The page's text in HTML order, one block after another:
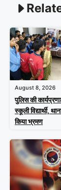
August 8, 2026
पुलिस की
स्कूली विद्यार्थी,
किया भ्रमण